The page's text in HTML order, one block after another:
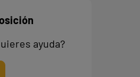
ayuda?